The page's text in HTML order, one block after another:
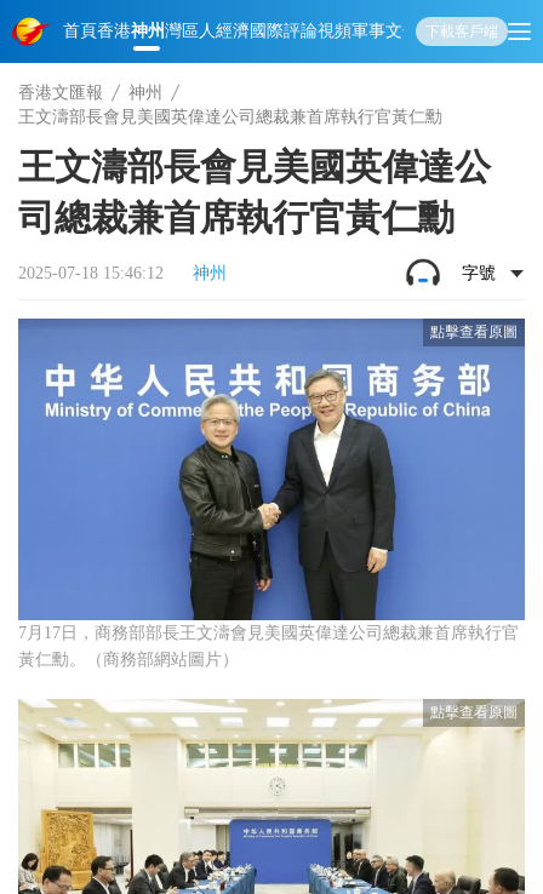
首頁香港神州灣區人經濟國際評論視頻軍事文化 娛樂生活教育體
下載客戶端
香港文匯報
神州
王文濤部長會見美國英偉達公司總裁兼首席執行官黃仁勳
王文濤部長會見美國英偉達公
司總裁兼首席執行官黃仁勳
2025-07-18 15:46:12 神州 字號
7月17日，商務部部長王文濤會見美國英偉達公司總裁兼首席執行官
黃仁勳。（商務部網站圖片）